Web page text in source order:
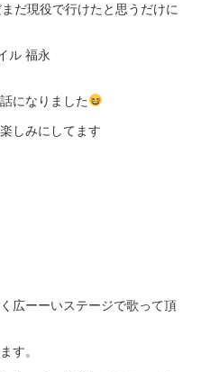
だ現役で行けたと思うだけに
になりました
しみにしてます
広ーーいステージで歌って頂
す。